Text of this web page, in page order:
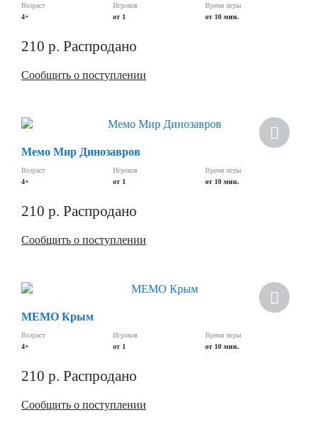
Возраст
4+
Игроков
от 1
Время игры
от 10 мин.
210 р. Распродано
Сообщить о поступлении
Мемо Мир Динозавров
Возраст
4+
Игроков
от 1
Время игры
от 10 мин.
210 р. Распродано
Сообщить о поступлении
МЕМО Крым
Возраст
4+
Игроков
от 1
Время игры
от 10 мин.
210 р. Распродано
Сообщить о поступлении